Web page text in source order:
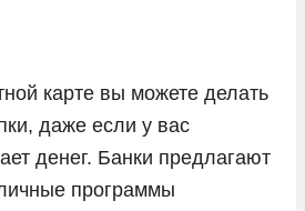
карте вы можете делать
даже если у вас
денег. Банки предлагают
программы